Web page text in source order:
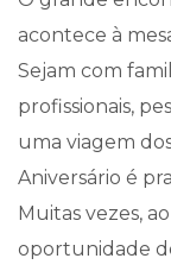
acontece à
Sejam com
profissionais,
uma viagem
Aniversário é
Muitas vezes,
oportunidade